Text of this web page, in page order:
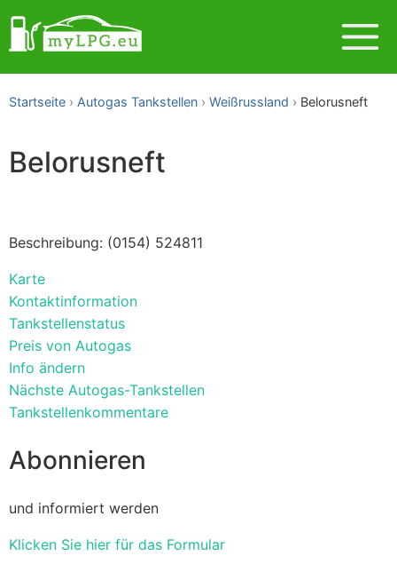
Startseite Autogas Tankstellen Weißrussland Belorusneft
Belorusneft
Beschreibung: (0154) 524811
Karte
Kontaktinformation
Tankstellenstatus
Preis von Autogas
Info ändern
Nächste Autogas-Tankstellen
Tankstellenkommentare
Abonnieren
und informiert werden
Klicken Sie hier für das Formular